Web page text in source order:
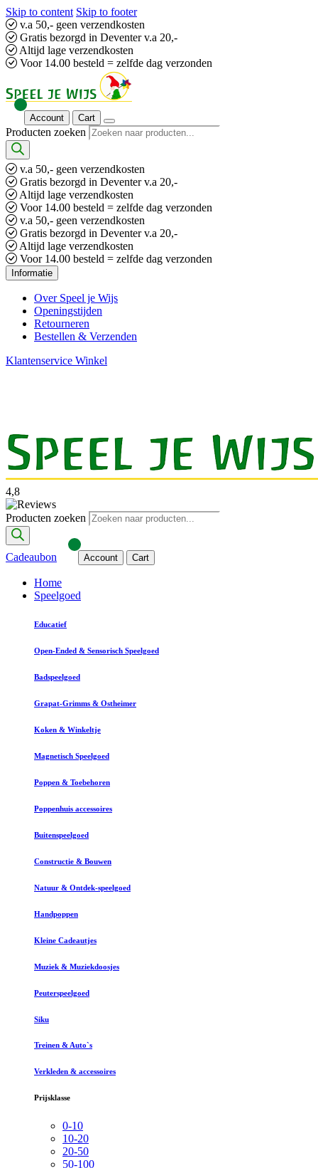
Skip to content Skip to footer
v.a 50,- geen verzendkosten
Gratis bezorgd in Deventer v.a 20,-
Altijd lage verzendkosten
Voor 14.00 besteld = zelfde dag verzonden
Account Cart
Producten zoeken
v.a 50,- geen verzendkosten
Gratis bezorgd in Deventer v.a 20,-
Altijd lage verzendkosten
Voor 14.00 besteld = zelfde dag verzonden
v.a 50,- geen verzendkosten
Gratis bezorgd in Deventer v.a 20,-
Altijd lage verzendkosten
Voor 14.00 besteld = zelfde dag verzonden
Informatie
Over Speel je Wijs
Openingstijden
Retourneren
Bestellen & Verzenden
Klantenservice Winkel
4,8
Producten zoeken
Cadeaubon Account Cart
Home
Speelgoed
Educatief
Open-Ended & Sensorisch Speelgoed
Badspeelgoed
Grapat-Grimms & Ostheimer
Koken & Winkeltje
Magnetisch Speelgoed
Poppen & Toebehoren
Poppenhuis accessoires
Buitenspeelgoed
Constructie & Bouwen
Natuur & Ontdek-speelgoed
Handpoppen
Kleine Cadeautjes
Muziek & Muziekdoosjes
Peuterspeelgoed
Siku
Treinen & Auto`s
Verkleden & accessoires
Prijsklasse
0-10
10-20
20-50
50-100